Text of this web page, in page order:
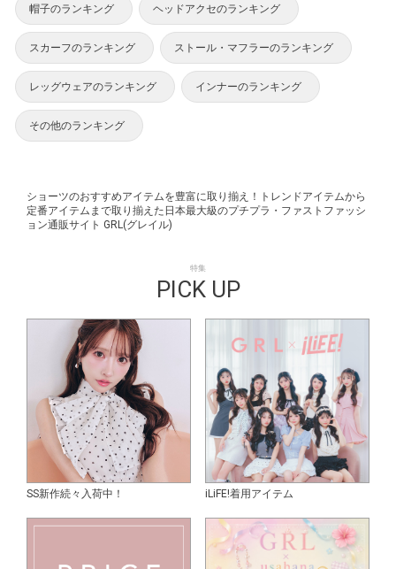
帽子のランキング ヘッドアクセのランキング
スカーフのランキング ストール・マフラーのランキング
レッグウェアのランキング インナーのランキング
その他のランキング
ショーツのおすすめアイテムを豊富に取り揃え！トレンドアイテムから
定番アイテムまで取り揃えた日本最大級のプチプラ・ファストファッシ
ョン通販サイト GRL(グレイル)
特集
PICK UP
SS新作続々入荷中！ iLiFE!着用アイテム